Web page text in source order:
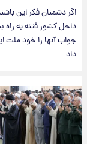
اگر دشمنان فکر این
داخل کشور فتنه به راه
جواب آنها را خود ملت
داد